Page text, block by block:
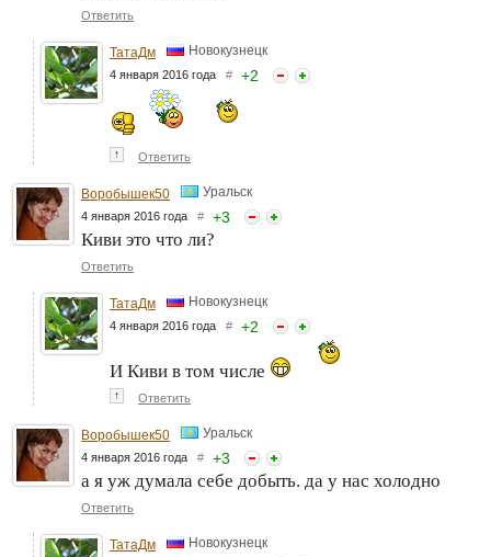
Ответить
ТатаДм Новокузнецк
4 января 2016 года # +2
↑ Ответить
Воробышек50 Уральск
4 января 2016 года # +3
Киви это что ли?
Ответить
ТатаДм Новокузнецк
4 января 2016 года # +2
И Киви в том числе
↑ Ответить
Воробышек50 Уральск
4 января 2016 года # +3
а я уж думала себе добыть. да у нас холодно
Ответить
ТатаДм Новокузнецк